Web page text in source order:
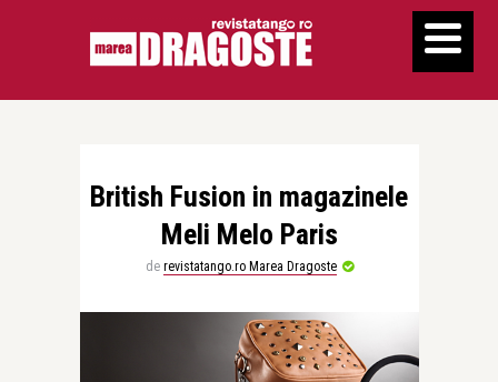
British Fusion in magazinele
Meli Melo Paris
de revistatango.ro Marea Dragoste